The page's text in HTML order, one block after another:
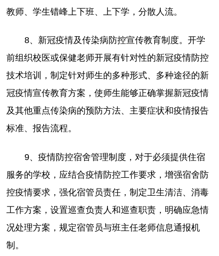
教师、学生错峰上下班、上下学，分散人流。
8、新冠疫情及传染病防控宣传教育制度。开学
前组织校医或保健老师开展有针对性的新冠疫情防控
技术培训，制定针对师生的多种形式、多种途径的新
冠疫情宣传教育方案，使师生能够正确掌握新冠疫情
及其他重点传染病的预防方法、主要症状和疫情报告
标准、报告流程。
9、疫情防控宿舍管理制度，对于必须提供住宿
服务的学校，应结合疫情防控工作要求，增强宿舍防
控疫情要求，强化宿管员责任，制定卫生清洁、消毒
工作方案，设置巡查负责人和巡查职责，明确应急情
况处理方案，规定宿管员与班主任老师信息通报机
制。